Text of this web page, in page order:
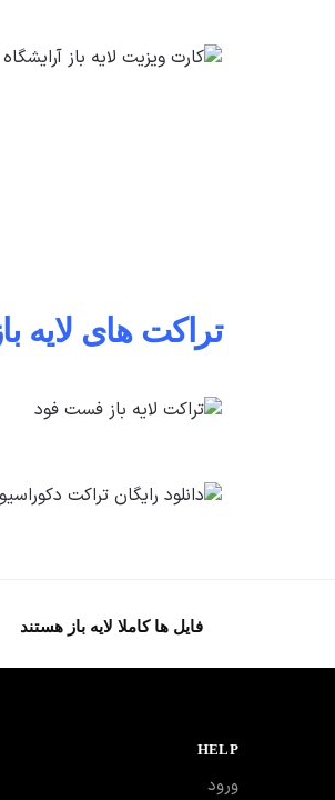
تراکت های لایه
فایل ها کاملا لایه باز هستند
HELP
ورود